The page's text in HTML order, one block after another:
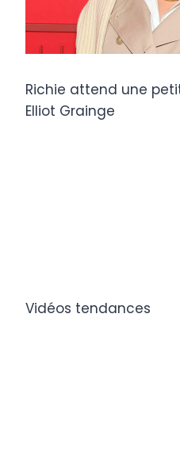
Richie attend une
Elliot Grainge
Vidéos tendances